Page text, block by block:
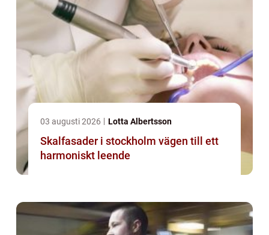
03 augusti 2026 Lotta Albertsson
Skalfasader i stockholm vägen till ett
harmoniskt leende